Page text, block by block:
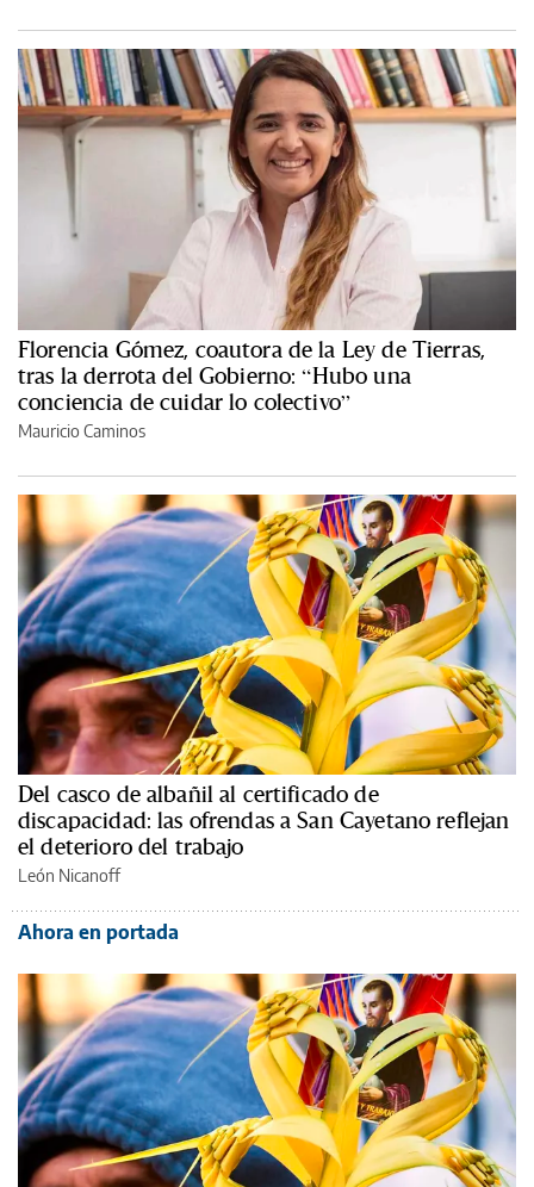
Florencia Gómez, coautora de la Ley de Tierras,
tras la derrota del Gobierno: “Hubo una
conciencia de cuidar lo colectivo”
Mauricio Caminos
Del casco de albañil al certificado de
discapacidad: las ofrendas a San Cayetano reflejan
el deterioro del trabajo
León Nicanoff
Ahora en portada